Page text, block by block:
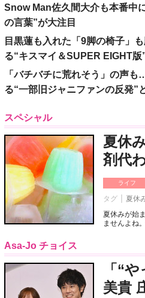
Snow Man佐久間大介も本番中
の言葉”が大注目
目黒蓮も入れた「9脚の椅子」
る“キスマイ＆SUPER EIGHT版
「バチバチに荒れそう」の声
る“一部旧ジャニファンの反発”
スペシャル
夏休
剤代
ライフ
タグ 夏休
夏休みが始
ませんよね
Asa-Jo チョイス
「“
美貴